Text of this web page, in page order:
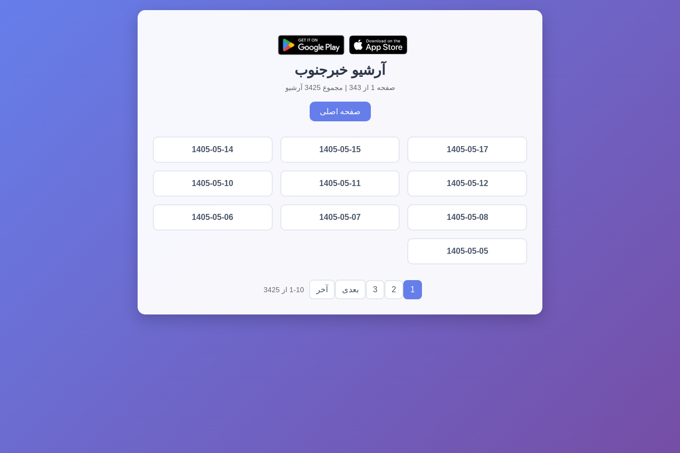
آرشیو خبرجنوب
صفحه 1 از 343 | مجموع 3425 آرشیو
صفحه اصلی
1405-05-17
1405-05-15
1405-05-14
1405-05-12
1405-05-11
1405-05-10
1405-05-08
1405-05-07
1405-05-06
1405-05-05
1
2
3 بعدی آخر 1-10 از 3425